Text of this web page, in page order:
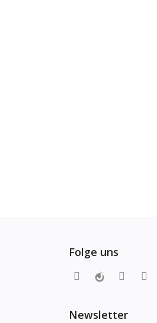
Folge uns
Newsletter